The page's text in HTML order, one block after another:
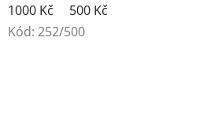
1000 Kč
500 Kč
Kód: 252/500